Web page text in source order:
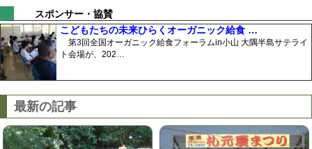
スポンサー・協賛
こどもたちの未来ひらくオーガニック給食 …
第3回全国オーガニック給食フォーラムin小山 大隅半島サテライ
ト会場が、202…
最新の記事